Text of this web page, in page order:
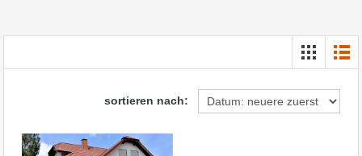
sortieren nach: